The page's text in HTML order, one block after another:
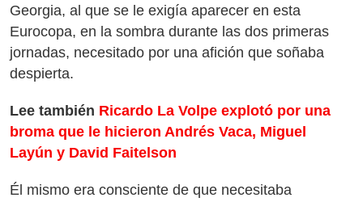
Georgia, al que se le exigía aparecer en esta
Eurocopa, en la sombra durante las dos primeras
jornadas, necesitado por una afición que soñaba
despierta.
Lee también Ricardo La Volpe explotó por una
broma que le hicieron Andrés Vaca, Miguel
Layún y David Faitelson
Él mismo era consciente de que necesitaba